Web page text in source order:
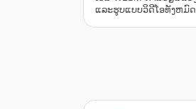
ແລະຮູບແບບວິດີໂອທັງຫມົ